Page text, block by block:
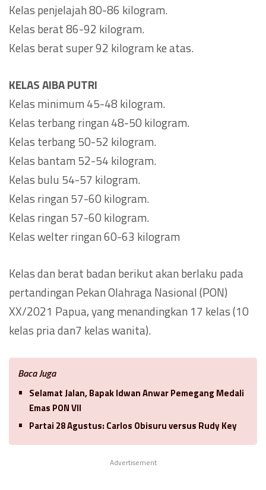
Kelas penjelajah 80-86 kilogram.
Kelas berat 86-92 kilogram.
Kelas berat super 92 kilogram ke atas.
KELAS AIBA PUTRI
Kelas minimum 45-48 kilogram.
Kelas terbang ringan 48-50 kilogram.
Kelas terbang 50-52 kilogram.
Kelas bantam 52-54 kilogram.
Kelas bulu 54-57 kilogram.
Kelas ringan 57-60 kilogram.
Kelas ringan 57-60 kilogram.
Kelas welter ringan 60-63 kilogram
Kelas dan berat badan berikut akan berlaku pada
pertandingan Pekan Olahraga Nasional (PON)
XX/2021 Papua, yang menandingkan 17 kelas (10
kelas pria dan7 kelas wanita).
Baca Juga
Selamat Jalan, Bapak Idwan Anwar Pemegang Medali
Emas PON VII
Partai 28 Agustus: Carlos Obisuru versus Rudy Key
Advertisement